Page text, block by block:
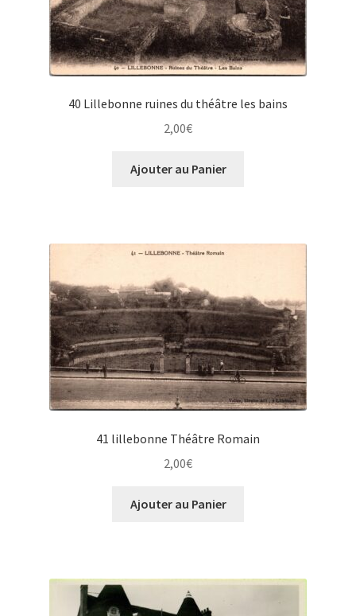
40 Lillebonne ruines du théâtre les bains
2,00€
Ajouter au Panier
41 lillebonne Théâtre Romain
2,00€
Ajouter au Panier